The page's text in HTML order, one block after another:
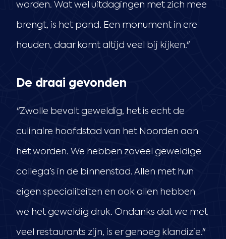
worden. Wat wel uitdagingen met zich mee
brengt, is het pand. Een monument in ere
houden, daar komt altijd veel bij kijken."
De draai gevonden
"Zwolle bevalt geweldig, het is echt de
culinaire hoofdstad van het Noorden aan
het worden. We hebben zoveel geweldige
collega’s in de binnenstad. Allen met hun
eigen specialiteiten en ook allen hebben
we het geweldig druk. Ondanks dat we met
veel restaurants zijn, is er genoeg klandizie."